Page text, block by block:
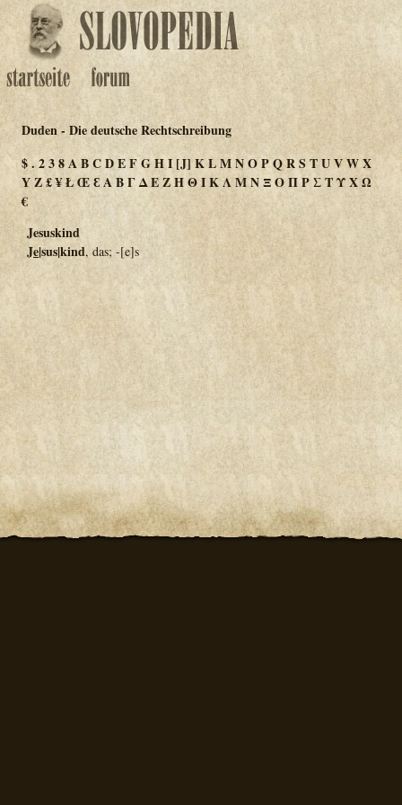
Duden - Die deutsche Rechtschreibung
$.238ABCDEFGHI[J] KLMNOPQRS TUVWX
YZ£¥ŁŒƐΑΒΓΔΕΖΗΘΙΚΛΜΝΞΟΠΡΣΤΥΧΩ
€
Jesuskind
Je|sus|kind, das; -[e]s